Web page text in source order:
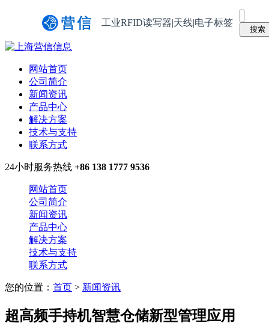
工业RFID读写器|天线|电子标签
网站首页
公司简介
新闻资讯
产品中心
解决方案
技术与支持
联系方式
24小时服务热线 +86 138 1777 9536
网站首页
公司简介
新闻资讯
产品中心
解决方案
技术与支持
联系方式
您的位置： 首页 > 新闻资讯
超高频手持机智慧仓储新型管理应用